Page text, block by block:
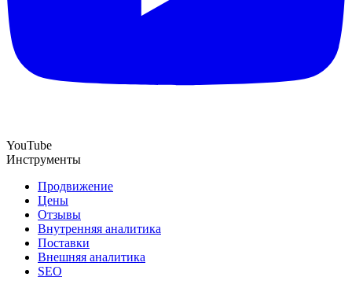
YouTube
Инструменты
Продвижение
Цены
Отзывы
Внутренняя аналитика
Поставки
Внешняя аналитика
SEO